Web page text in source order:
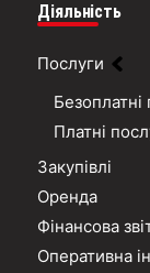
Діяльність
Послуги
Безоплатні
Платні
Закупівлі
Оренда
Фінансова
Оперативна